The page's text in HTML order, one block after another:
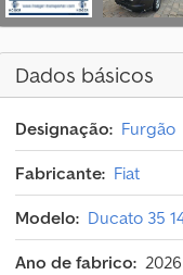
Dados básicos
Designação: Furgão
Fabricante: Fiat
Modelo: Ducato 35
Ano de fabrico: 2026